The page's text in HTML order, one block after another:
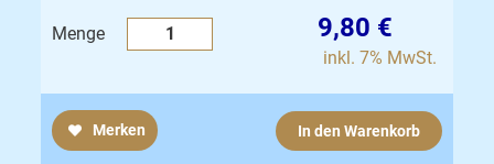
Menge 9,80 €
inkl. 7% MwSt.
Merken In den Warenkorb